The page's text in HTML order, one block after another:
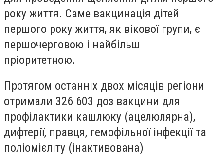
року життя. Саме вакцинація дітей
першого року життя, як вікової групи, є
першочерговою і найбільш
пріоритетною.
Протягом останніх двох місяців регіони
отримали 326 603 доз вакцини для
профілактики кашлюку (ацелюлярна),
дифтерії, правця, гемофільної інфекції та
поліомієліту (інактивована)